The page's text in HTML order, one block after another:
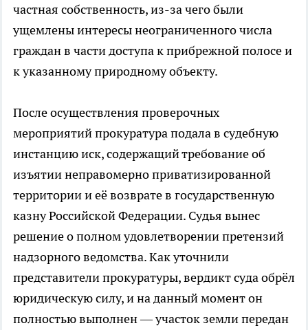
частная собственность, из-за чего были
ущемлены интересы неограниченного числа
граждан в части доступа к прибрежной полосе и
к указанному природному объекту.
После осуществления проверочных
мероприятий прокуратура подала в судебную
инстанцию иск, содержащий требование об
изъятии неправомерно приватизированной
территории и её возврате в государственную
казну Российской Федерации. Судья вынес
решение о полном удовлетворении претензий
надзорного ведомства. Как уточнили
представители прокуратуры, вердикт суда обрёл
юридическую силу, и на данный момент он
полностью выполнен — участок земли передан